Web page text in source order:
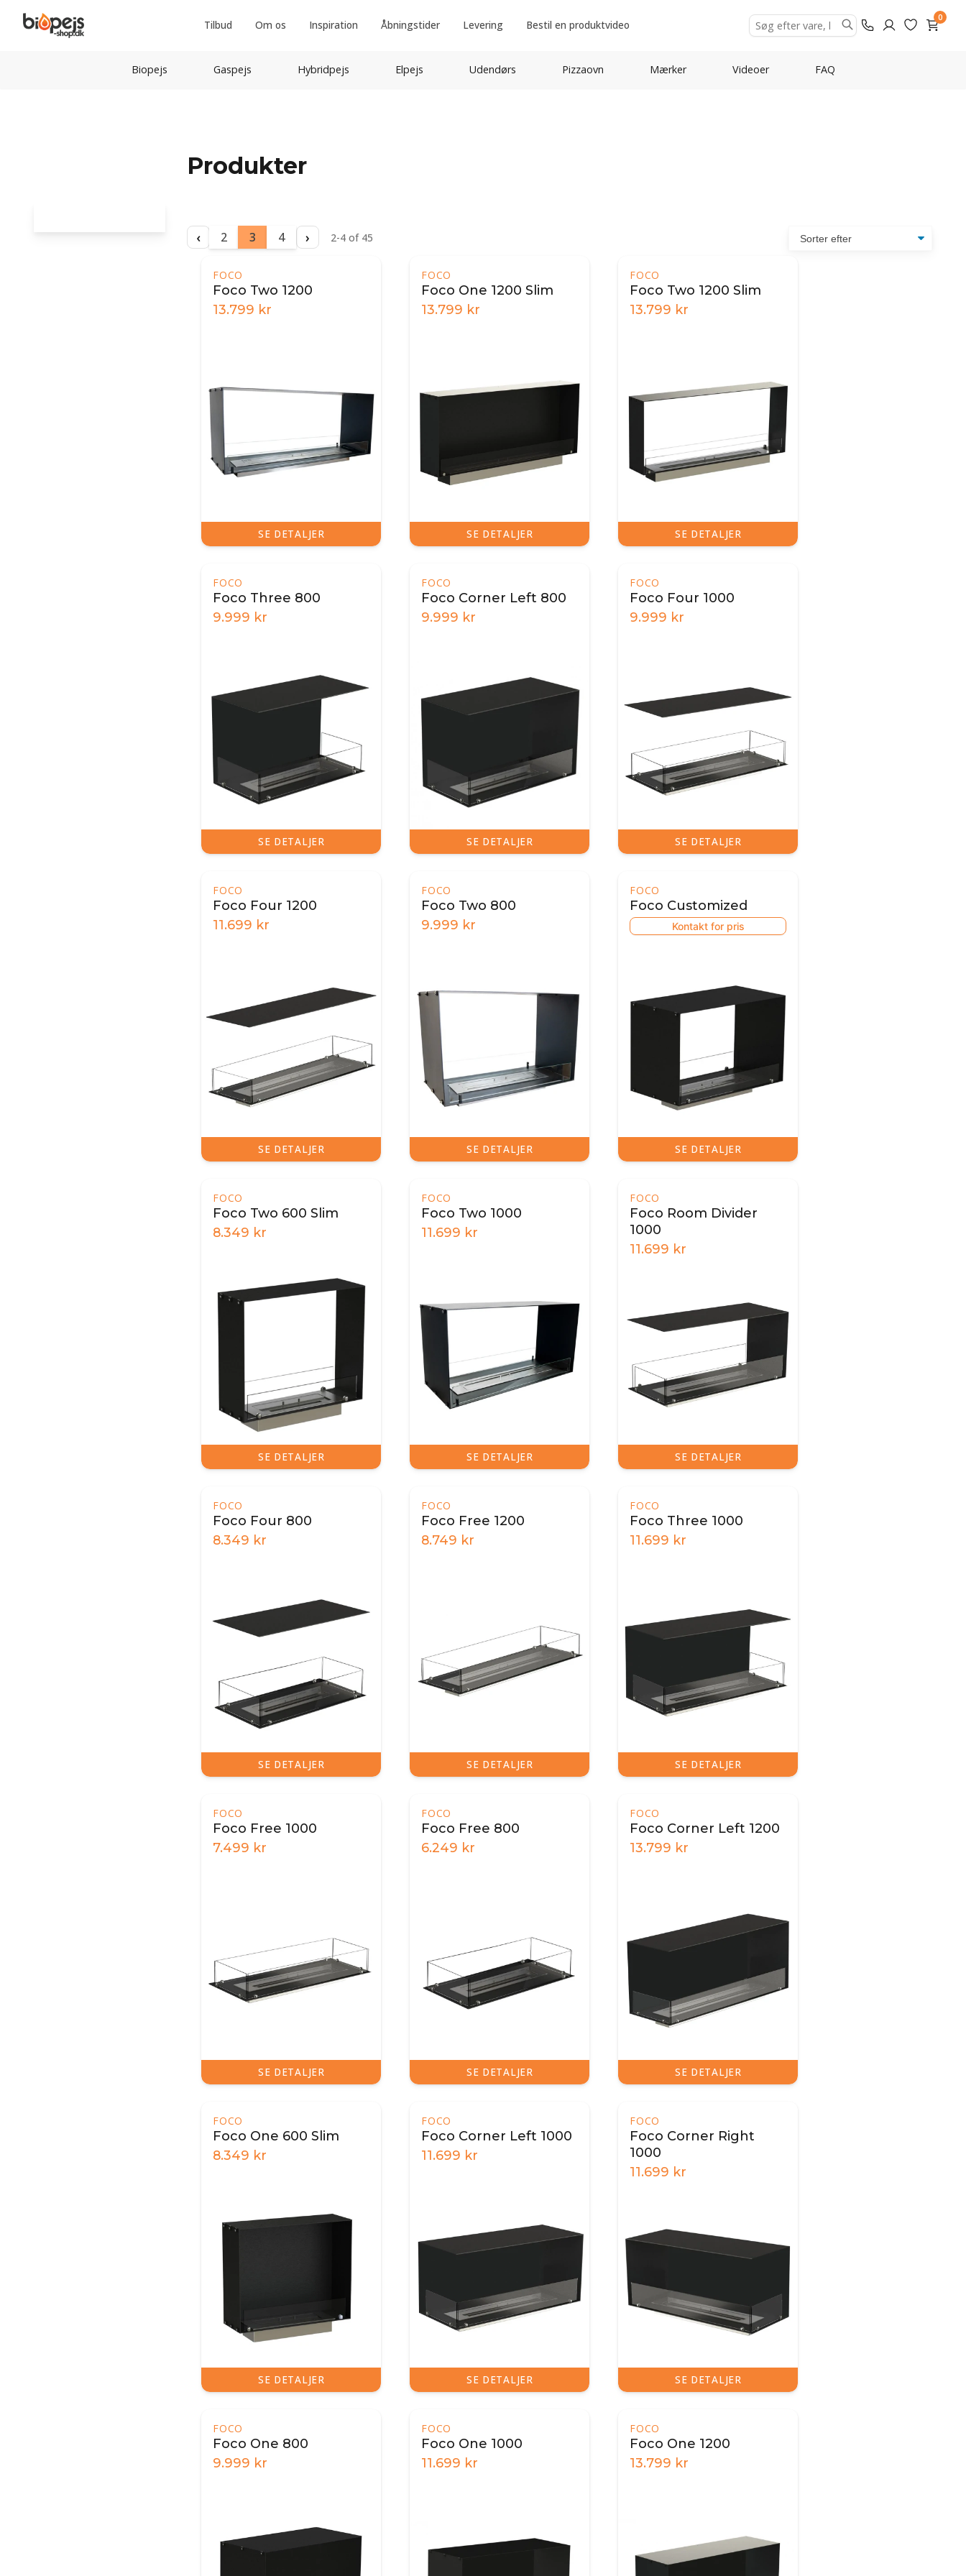
Tilbud Om os Inspiration Åbningstider Levering Bestil en produktvideo
0
Biopejs Gaspejs Hybridpejs Elpejs Udendørs Pizzaovn Mærker Videoer FAQ
Produkter
‹ 2 3 4 › 2-4 of 45
FOCO
Foco Two 1200
13.799 kr
SE DETALJER
FOCO
Foco One 1200 Slim
13.799 kr
SE DETALJER
FOCO
Foco Two 1200 Slim
13.799 kr
SE DETALJER
FOCO
Foco Three 800
9.999 kr
SE DETALJER
FOCO
Foco Corner Left 800
9.999 kr
SE DETALJER
FOCO
Foco Four 1000
9.999 kr
SE DETALJER
FOCO
Foco Four 1200
11.699 kr
SE DETALJER
FOCO
Foco Two 800
9.999 kr
SE DETALJER
FOCO
Foco Customized
Kontakt for pris
SE DETALJER
FOCO
Foco Two 600 Slim
8.349 kr
SE DETALJER
FOCO
Foco Two 1000
11.699 kr
SE DETALJER
FOCO
Foco Room Divider
1000
11.699 kr
SE DETALJER
FOCO
Foco Four 800
8.349 kr
SE DETALJER
FOCO
Foco Free 1200
8.749 kr
SE DETALJER
FOCO
Foco Three 1000
11.699 kr
SE DETALJER
FOCO
Foco Free 1000
7.499 kr
SE DETALJER
FOCO
Foco Free 800
6.249 kr
SE DETALJER
FOCO
Foco Corner Left 1200
13.799 kr
SE DETALJER
FOCO
Foco One 600 Slim
8.349 kr
SE DETALJER
FOCO
Foco Corner Left 1000
11.699 kr
SE DETALJER
FOCO
Foco Corner Right
1000
11.699 kr
SE DETALJER
FOCO
Foco One 800
9.999 kr
FOCO
Foco One 1000
11.699 kr
FOCO
Foco One 1200
13.799 kr